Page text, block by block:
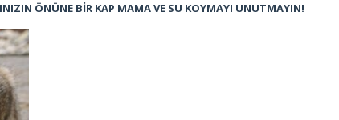
ÖNÜNE BİR KAP MAMAVE SU KOYMAYI UNUTMAYIN!